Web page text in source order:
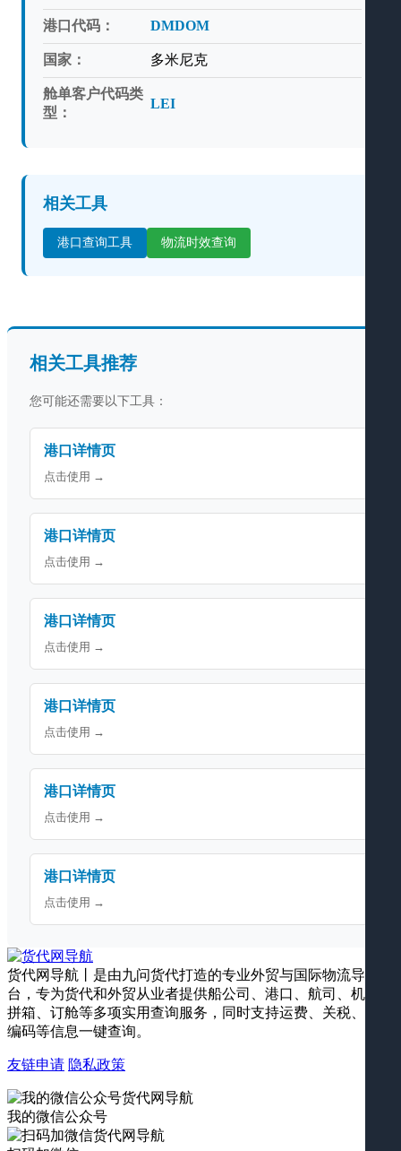
港口代码： DMDOM
国家： 多米尼克
舱单客户代码类
型：
LEI
相关工具
港口查询工具 物流时效查询
相关工具推荐
您可能还需要以下工具：
港口详情页
点击使用 →
港口详情页
点击使用 →
港口详情页
点击使用 →
港口详情页
点击使用 →
港口详情页
点击使用 →
港口详情页
点击使用 →
货代网导航丨是由九问货代打造的专业外贸与国际物流导航平
台，专为货代和外贸从业者提供船公司、港口、航司、机场、
拼箱、订舱等多项实用查询服务，同时支持运费、关税、海关
编码等信息一键查询。
友链申请 隐私政策
我的微信公众号